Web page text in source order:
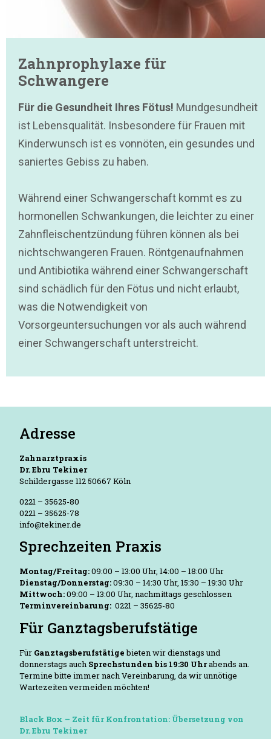
Zahnprophylaxe für
Schwangere
Für die Gesundheit Ihres Fötus! Mundgesundheit
ist Lebensqualität. Insbesondere für Frauen mit
Kinderwunsch ist es vonnöten, ein gesundes und
saniertes Gebiss zu haben.
Während einer Schwangerschaft kommt es zu
hormonellen Schwankungen, die leichter zu einer
Zahnfleischentzündung führen können als bei
nichtschwangeren Frauen. Röntgenaufnahmen
und Antibiotika während einer Schwangerschaft
sind schädlich für den Fötus und nicht erlaubt,
was die Notwendigkeit von
Vorsorgeuntersuchungen vor als auch während
einer Schwangerschaft unterstreicht.
Adresse
Zahnarztpraxis
Dr. Ebru Tekiner
Schildergasse 112 50667 Köln
0221 – 35625-80
0221 – 35625-78
info@tekiner.de
Sprechzeiten Praxis
Montag/Freitag:09:00 – 13:00 Uhr, 14:00 – 18:00 Uhr
Dienstag/Donnerstag:09:30 – 14:30 Uhr, 15:30 – 19:30 Uhr
Mittwoch:09:00 – 13:00 Uhr, nachmittags geschlossen
Terminvereinbarung: 0221 – 35625-80
Für Ganztagsberufstätige
Für Ganztagsberufstätigebieten wir dienstags und
donnerstags auch Sprechstunden bis 19:30 Uhrabends an.
Termine bitte immer nach Vereinbarung, da wir unnötige
Wartezeiten vermeiden möchten!
Black Box – Zeit für Konfrontation: Übersetzung von
Dr. Ebru Tekiner